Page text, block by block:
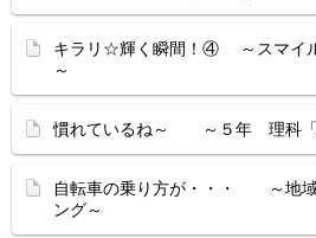
キラリ☆輝く瞬間！④ ～スマイ
～
慣れているね～ ～５年 理科「
自転車の乗り方が・・・ ～地域
ング～